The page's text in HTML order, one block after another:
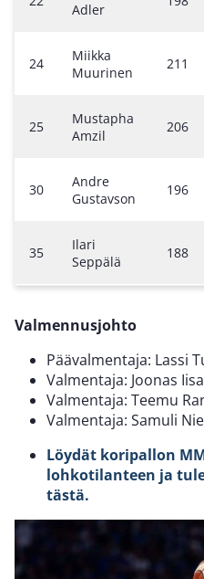
Adler
24
Miikka
Muurinen
211
25
Mustapha
Amzil
206
30
Andre
Gustavson
196
35
Ilari
Seppälä
188
Valmennusjohto
Päävalmentaja: Lassi
Valmentaja: Joonas
Valmentaja: Teemu
Valmentaja: Samuli
Löydät koripallon
lohkotilanteen ja
tästä.